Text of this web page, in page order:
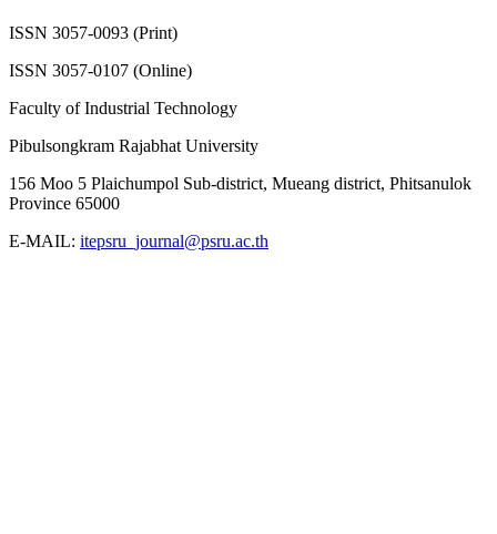
ISSN 3057-0093 (Print)
ISSN 3057-0107 (Online)
Faculty of Industrial Technology
Pibulsongkram Rajabhat University
156 Moo 5 Plaichumpol Sub-district, Mueang district, Phitsanulok
Province 65000
E-MAIL: itepsru_journal@psru.ac.th